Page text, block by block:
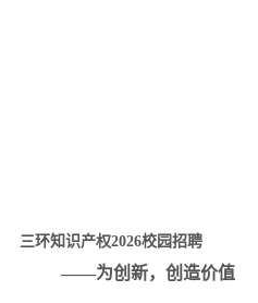
三环知识产权2026校园招聘
——为创新， 创造价值